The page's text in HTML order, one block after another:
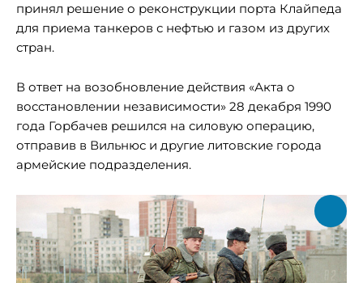
принял решение о реконструкции порта Клайпеда
для приема танкеров с нефтью и газом из других
стран.
В ответ на возобновление действия «Акта о
восстановлении независимости» 28 декабря 1990
года Горбачев решился на силовую операцию,
отправив в Вильнюс и другие литовские города
армейские подразделения.